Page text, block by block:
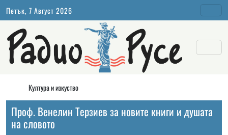
Петък, 7 Август 2026
Култура и изкуство
Проф. Венелин Терзиев за новите книги и душата
на словото